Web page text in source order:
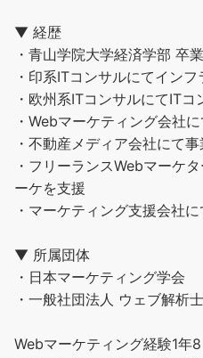
▼ 経歴
・青山学院大学経済学部 卒業
・印系ITコンサルにてイン
・欧州系ITコンサルにてITコ
・Webマーケティング会社
・不動産メディア会社にて
・フリーランスWebマーケ
ーケを支援
・マーケティング支援会社
▼ 所属団体
・日本マーケティング学会
・一般社団法人 ウェブ解析
Webマーケティング経験1年